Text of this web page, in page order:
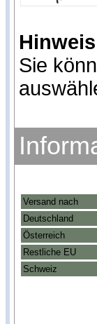
Sie
Versand nach
Deutschland
Österreich
Restliche EU
Schweiz